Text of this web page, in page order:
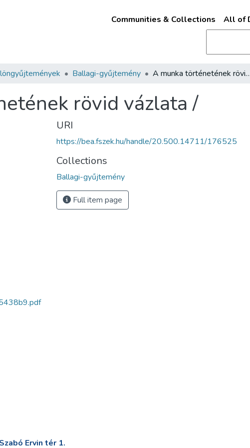
Communities & Collections All of
Ballagi-gyűjtemény A munka történetének rövid vázlata /
rövid vázlata /
URI
https://bea.fszek.hu/handle/20.500.14711/176525
Collections
Ballagi-gyűjtemény
Full item page
Ervin tér 1.